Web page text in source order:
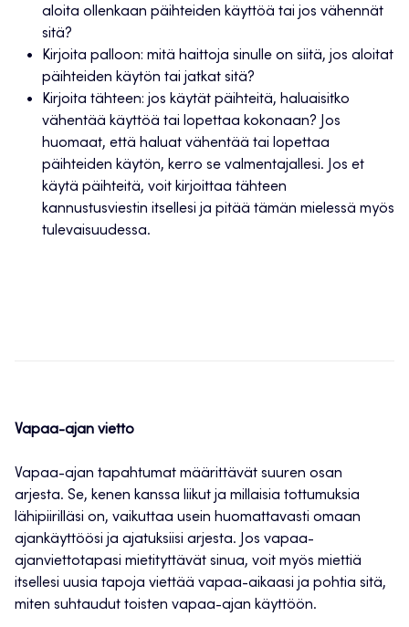
aloita ollenkaan päihteiden käyttöä tai jos vähennät
sitä?
Kirjoita palloon: mitä haittoja sinulle on siitä, jos aloitat
päihteiden käytön tai jatkat sitä?
Kirjoita tähteen: jos käytät päihteitä, haluaisitko
vähentää käyttöä tai lopettaa kokonaan? Jos
huomaat, että haluat vähentää tai lopettaa
päihteiden käytön, kerro se valmentajallesi. Jos et
käytä päihteitä, voit kirjoittaa tähteen
kannustusviestin itsellesi ja pitää tämän mielessä myös
tulevaisuudessa.
Vapaa-ajan vietto
Vapaa-ajan tapahtumat määrittävät suuren osan
arjesta. Se, kenen kanssa liikut ja millaisia tottumuksia
lähipiirilläsi on, vaikuttaa usein huomattavasti omaan
ajankäyttöösi ja ajatuksiisi arjesta. Jos vapaa-
ajanviettotapasi mietityttävät sinua, voit myös miettiä
itsellesi uusia tapoja viettää vapaa-aikaasi ja pohtia sitä,
miten suhtaudut toisten vapaa-ajan käyttöön.